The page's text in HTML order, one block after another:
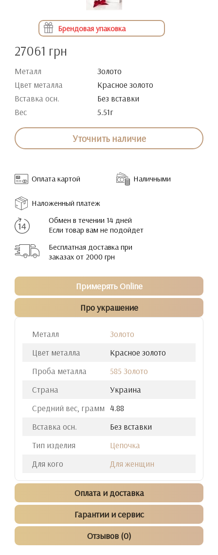
Брендовая упаковка
27061 грн
Металл
Золото
Цвет металла
Красное золото
Вставка осн.
Без вставки
Вес
5.51г
Уточнить наличие
Оплата картой Наличными
Наложенный платеж
Обмен в течении 14 дней
Если товар вам не подойдет
Бесплатная доставка при
заказах от 2000 грн
Примерять Online
Про украшение
Металл
Золото
Цвет металла
Красное золото
Проба металла
585 Золото
Страна
Украина
Средний вес, грамм 4.88
Вставка осн.
Без вставки
Тип изделия
Цепочка
Для кого
Для женщин
Оплата и доставка
Гарантии и сервис
Отзывов (0)